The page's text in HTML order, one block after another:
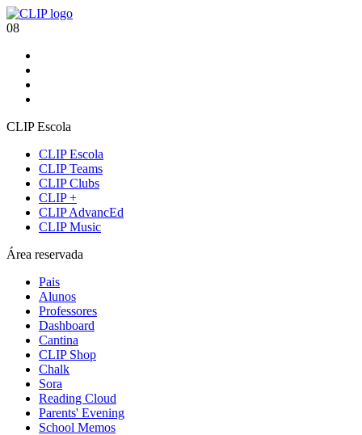
08
CLIP Escola
CLIP Escola
CLIP Teams
CLIP Clubs
CLIP +
CLIP AdvancEd
CLIP Music
Área reservada
Pais
Alunos
Professores
Dashboard
Cantina
CLIP Shop
Chalk
Sora
Reading Cloud
Parents' Evening
School Memos